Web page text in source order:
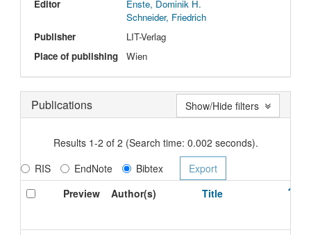
Editor
Enste, Dominik H.
Schneider, Friedrich
Publisher
LIT-Verlag
Place of publishing
Wien
Publications
Results 1-2 of 2 (Search time: 0.002 seconds).
RIS
EndNote
Bibtex
Preview
Author(s) Title